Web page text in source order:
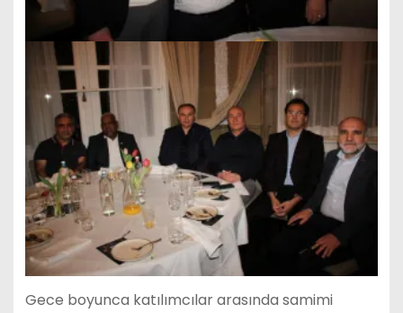
Gece boyunca katılımcılar arasında samimi